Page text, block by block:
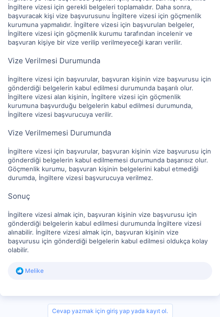
İngiltere vizesi için gerekli belgeleri toplamalıdır. Daha sonra,
başvuracak kişi vize başvurusunu İngiltere vizesi için göçmenlik
kurumuna yapmalıdır. İngiltere vizesi için başvurulan belgeler,
İngiltere vizesi için göçmenlik kurumu tarafından incelenir ve
başvuran kişiye bir vize verilip verilmeyeceği kararı verilir.
Vize Verilmesi Durumunda
İngiltere vizesi için başvurular, başvuran kişinin vize başvurusu için
gönderdiği belgelerin kabul edilmesi durumunda başarılı olur.
İngiltere vizesi alan kişinin, İngiltere vizesi için göçmenlik
kurumuna başvurduğu belgelerin kabul edilmesi durumunda,
İngiltere vizesi başvurucuya verilir.
Vize Verilmemesi Durumunda
İngiltere vizesi için başvurular, başvuran kişinin vize başvurusu için
gönderdiği belgelerin kabul edilmemesi durumunda başarısız olur.
Göçmenlik kurumu, başvuran kişinin belgelerini kabul etmediği
durumda, İngiltere vizesi başvurucuya verilmez.
Sonuç
İngiltere vizesi almak için, başvuran kişinin vize başvurusu için
gönderdiği belgelerin kabul edilmesi durumunda İngiltere vizesi
alınabilir. İngiltere vizesi almak için, başvuran kişinin vize
başvurusu için gönderdiği belgelerin kabul edilmesi oldukça kolay
olabilir.
R
Melike
Cevap yazmak için giriş yap yada kayıt ol.